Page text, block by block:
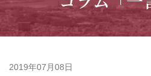
2019年07月08日